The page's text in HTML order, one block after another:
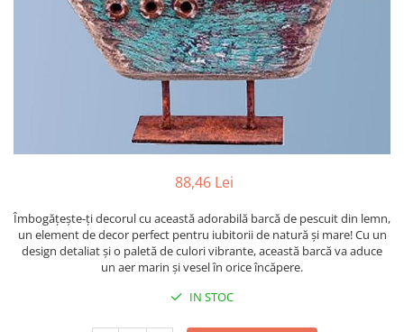
Barci, vapoare, ambarcatiuni
Decoratiuni care se agata
88,46 Lei
Îmbogățește-ți decorul cu această adorabilă barcă de pescuit din lemn,
un element de decor perfect pentru iubitorii de natură și mare! Cu un
design detaliat și o paletă de culori vibrante, această barcă va aduce
un aer marin și vesel în orice încăpere.
IN STOC